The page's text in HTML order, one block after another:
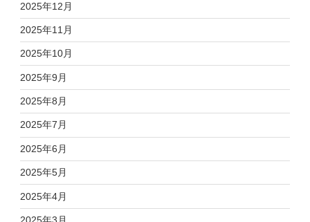
2025年12月
2025年11月
2025年10月
2025年9月
2025年8月
2025年7月
2025年6月
2025年5月
2025年4月